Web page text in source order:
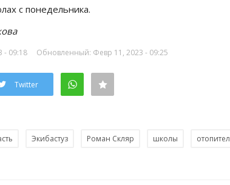
с понедельника.
- 09:18 Обновленный: Февр 11, 2023 - 09:25
Twitter
Экибастуз Роман Скляр школы